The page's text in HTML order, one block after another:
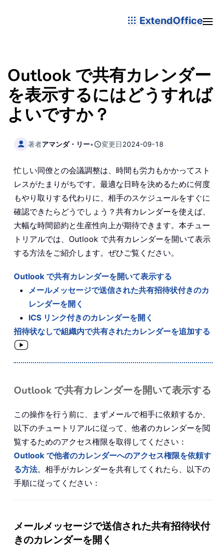
ExtendOffice
Outlook で共有カレンダー
を表示するにはどうすれば
よいですか？
著者アマンダ・リー• 変更日2024-09-18
忙しい同僚との会議調整は、時間も労力もかかってスト
レスがたまりがちです。最適な日時を決めるために何度
もやり取りする代わりに、相手のスケジュールをすぐに
確認できたらどうでしょう？共有カレンダーを使えば、
大幅な時間節約と生産性向上が期待できます。本チュー
トリアルでは、Outlook で共有カレンダーを開いて表示
する方法をご紹介します。ぜひご覧ください。
Outlook で共有カレンダーを開いて表示する
メールメッセージで送信された共有招待状付きのカ
レンダーを開く
ICS リンク付きのカレンダーを開く
招待状なしで組織内で共有されたカレンダーを追加する
Outlook で共有カレンダーを開いて表示する
この操作を行う前に、まずメールで相手に依頼するか、
以下のチュートリアルに従って、他者のカレンダーを閲
覧するためのアクセス権限を取得してください：
Outlook で他者のカレンダーへのアクセス権限を依頼す
る方法。相手がカレンダーを共有してくれたら、以下の
手順に従ってください：
メールメッセージで送信された共有招待状付
きのカレンダーを開く